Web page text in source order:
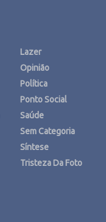
Lazer
Opinião
Política
Ponto Social
Saúde
Sem Categoria
Síntese
Tristeza Da Foto